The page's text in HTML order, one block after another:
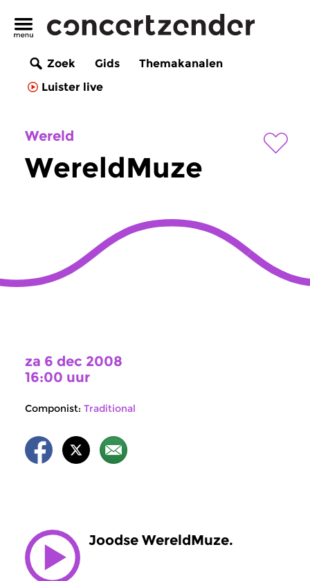
Zoek Gids
Themakanalen
Luister live
Wereld
WereldMuze
za 6 dec 2008
16:00 uur
Componist: Traditional
Joodse WereldMuze.